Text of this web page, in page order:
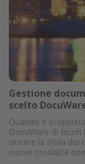
Gestione
scelto
Quando è
DocuWare di
vincere la sfida del
nuove modalità